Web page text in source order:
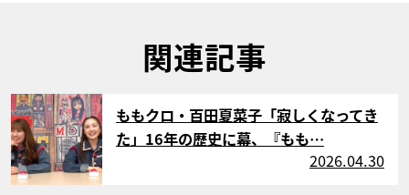
関連記事
サムネイル
ももクロ・百田夏菜子「寂しくなってき
た」16年の歴史に幕、『もも…
2026.04.30